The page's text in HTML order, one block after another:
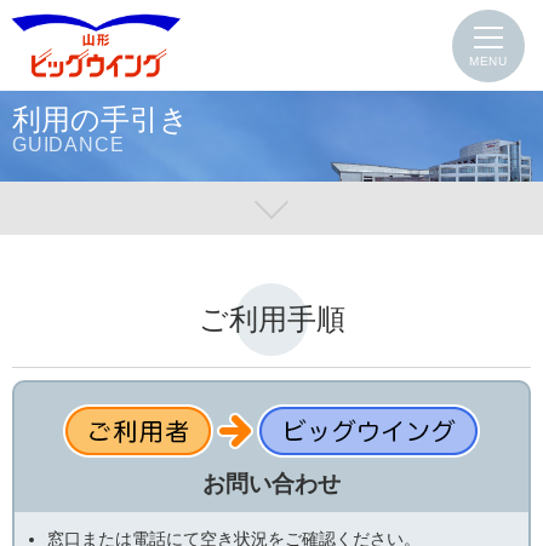
MENU
利用の手引き
GUIDANCE
ご利用手順
お問い合わせ
窓口または電話にて空き状況をご確認ください。